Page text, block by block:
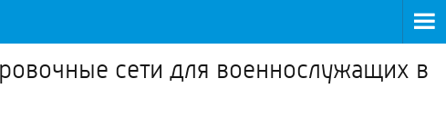
сети для военнослужащих в